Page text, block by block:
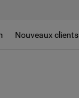
Nouveaux clients